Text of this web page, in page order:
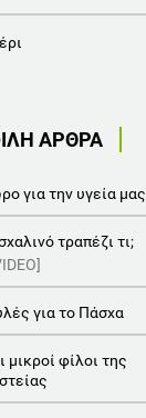
ΑΡΘΡΑ
για την υγεία μας
τραπέζι τι;
για το Πάσχα
μικροί φίλοι της